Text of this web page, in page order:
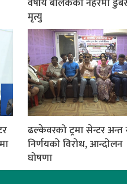
मृत्यु
ढल्केवरको ट्रमा सेन्टर अन्त
निर्णयको विरोध, आन्दोलन
घोषणा